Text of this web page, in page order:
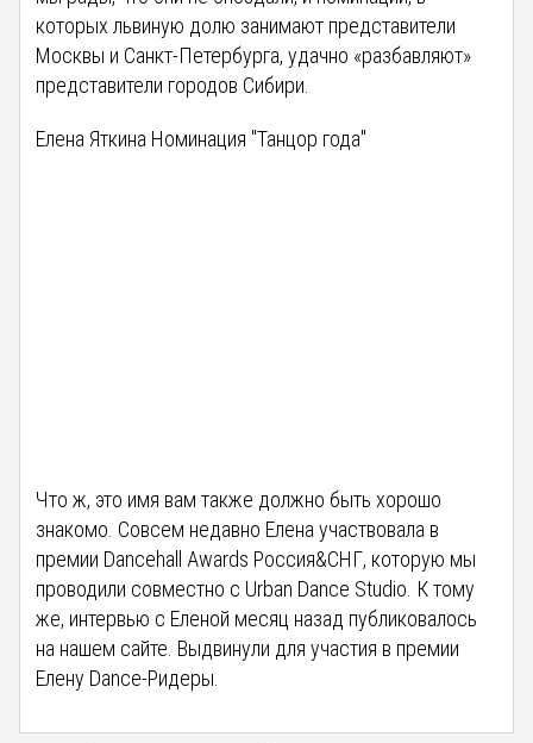
которых львиную долю занимают представители
Москвы и Санкт-Петербурга, удачно «разбавляют»
представители городов Сибири.
Елена Яткина Номинация "Танцор года"
Что ж, это имя вам также должно быть хорошо
знакомо. Совсем недавно Елена участвовала в
премии Dancehall Awards Россия&СНГ, которую мы
проводили совместно с Urban Dance Studio. К тому
же, интервью с Еленой месяц назад публиковалось
на нашем сайте. Выдвинули для участия в премии
Елену Dance-Ридеры.